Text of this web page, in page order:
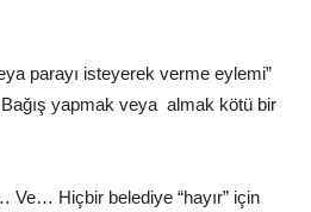
parayı isteyerek verme eylemi”
yapmak veya almak kötü bir
Ve… Hiçbir belediye “hayır” için